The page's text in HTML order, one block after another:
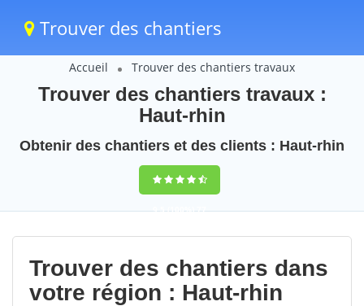
Trouver des chantiers
Accueil Trouver des chantiers travaux
Trouver des chantiers travaux :
Haut-rhin
Obtenir des chantiers et des clients : Haut-rhin
9,5(100%)77
votes
Trouver des chantiers dans
votre région : Haut-rhin